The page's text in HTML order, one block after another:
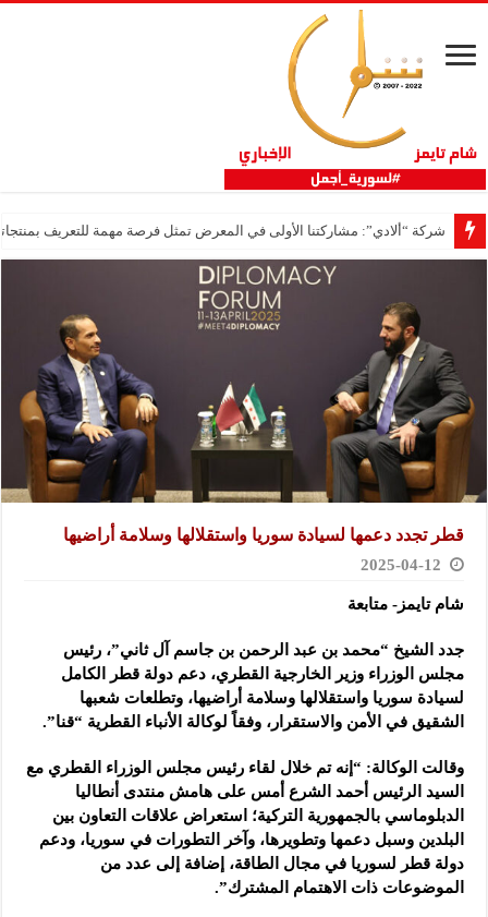
شركة “ألادي”: مشاركتنا الأولى في المعرض تمثل فرصة مهمة للتعريف
قطر تجدد دعمها لسيادة سوريا واستقلالها وسلامة أراضيها
2025-04-12
شام تايمز- متابعة
جدد الشيخ “محمد بن عبد الرحمن بن جاسم آل ثاني”، رئيس
مجلس الوزراء وزير الخارجية القطري، دعم دولة قطر الكامل
لسيادة سوريا واستقلالها وسلامة أراضيها، وتطلعات شعبها
الشقيق في الأمن والاستقرار، وفقاً لوكالة الأنباء القطرية “قنا”.
وقالت الوكالة: “إنه تم خلال لقاء رئيس مجلس الوزراء القطري مع
السيد الرئيس أحمد الشرع أمس على هامش منتدى أنطاليا
الدبلوماسي بالجمهورية التركية؛ استعراض علاقات التعاون بين
البلدين وسبل دعمها وتطويرها، وآخر التطورات في سوريا، ودعم
دولة قطر لسوريا في مجال الطاقة، إضافة إلى عدد من
الموضوعات ذات الاهتمام المشترك”.